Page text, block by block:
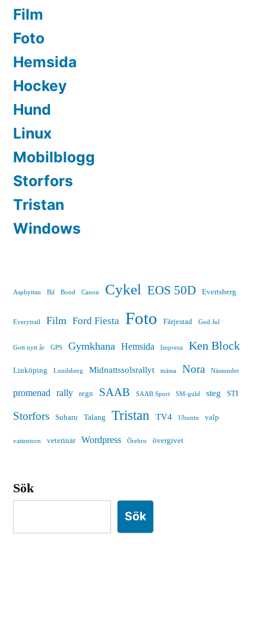
Film
Foto
Hemsida
Hockey
Hund
Linux
Mobilblogg
Storfors
Tristan
Windows
Asphyttan Bil Bond Canon Cykel EOS 50D Evertsberg
Everytrail Film Ford Fiesta Foto Färjestad God Jul
Gott nytt år GPS Gymkhana Hemsida Impreza Ken Block
Linköping Lundsberg Midnattssolsrallyt mässa Nora Nässundet
promenad rally regn SAAB SAAB Sport SM-guld steg STI
Storfors Subaru Talang Tristan TV4 Ubuntu valp
vattentorn veterinär Wordpress Örebro övergivet
Sök
Sök